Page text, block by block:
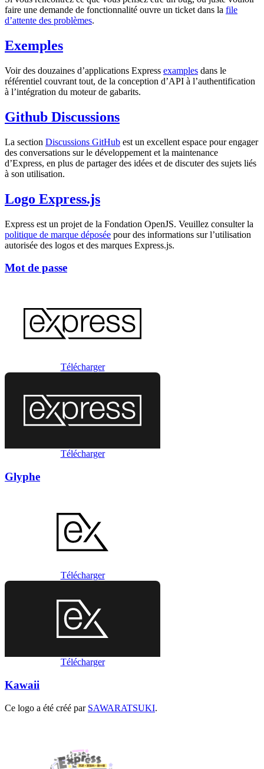
faire une demande de fonctionnalité ouvre un ticket dans la file
d’attente des problèmes.
Exemples
Voir des douzaines d’applications Express examples dans le
référentiel couvrant tout, de la conception d’API à l’authentification
à l’intégration du moteur de gabarits.
Github Discussions
La section Discussions GitHub est un excellent espace pour engager
des conversations sur le développement et la maintenance
d’Express, en plus de partager des idées et de discuter des sujets liés
à son utilisation.
Logo Express.js
Express est un projet de la Fondation OpenJS. Veuillez consulter la
politique de marque déposée pour des informations sur l’utilisation
autorisée des logos et des marques Express.js.
Mot de passe
Télécharger
Télécharger
Glyphe
Télécharger
Télécharger
Kawaii
Ce logo a été créé par SAWARATSUKI.